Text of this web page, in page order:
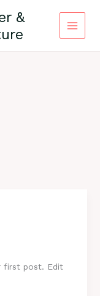
&
first post. Edit